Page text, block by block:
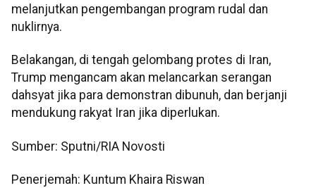
melanjutkan pengembangan program rudal dan
nuklirnya.
Belakangan, di tengah gelombang protes di Iran,
Trump mengancam akan melancarkan serangan
dahsyat jika para demonstran dibunuh, dan berjanji
mendukung rakyat Iran jika diperlukan.
Sumber: Sputni/RIA Novosti
Penerjemah: Kuntum Khaira Riswan